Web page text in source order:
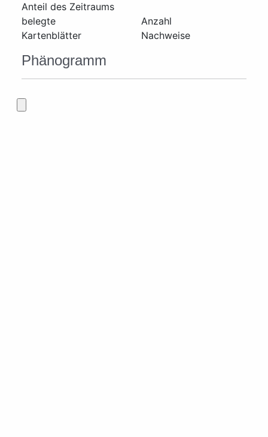
Anteil des Zeitraums
belegte
Kartenblätter
Anzahl
Nachweise
Phänogramm